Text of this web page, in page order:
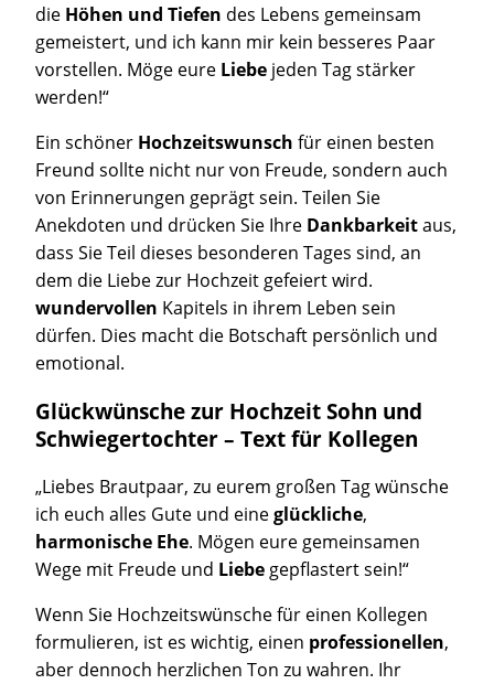
die Höhen und Tiefen des Lebens gemeinsam
gemeistert, und ich kann mir kein besseres Paar
vorstellen. Möge eure Liebe jeden Tag stärker
werden!“
Ein schöner Hochzeitswunsch für einen besten
Freund sollte nicht nur von Freude, sondern auch
von Erinnerungen geprägt sein. Teilen Sie
Anekdoten und drücken Sie Ihre Dankbarkeitaus,
dass Sie Teil dieses besonderen Tages sind, an
dem die Liebe zur Hochzeit gefeiert wird.
wundervollen Kapitels in ihrem Leben sein
dürfen. Dies macht die Botschaft persönlich und
emotional.
Glückwünsche zur Hochzeit Sohn und
Schwiegertochter – Text für Kollegen
„Liebes Brautpaar, zu eurem großen Tag wünsche
ich euch alles Gute und eineglückliche,
harmonische Ehe. Mögen eure gemeinsamen
Wege mit Freude und Liebe gepflastert sein!“
Wenn Sie Hochzeitswünsche für einen Kollegen
formulieren, ist es wichtig, einen professionellen,
aber dennoch herzlichen Ton zu wahren. Ihr